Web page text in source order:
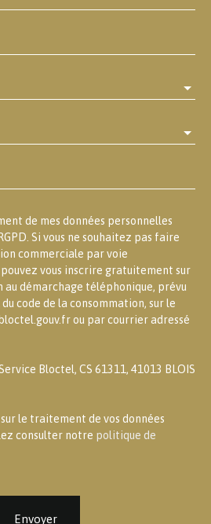
de mes données personnelles
Si vous ne souhaitez pas faire
commerciale par voie
vous inscrire gratuitement sur
au démarchage téléphonique, prévu
code de la consommation, sur le
ou par courrier adressé
Bloctel, CS 61311, 41013 BLOIS
le traitement de vos données
consulter notre politique de
Envoyer